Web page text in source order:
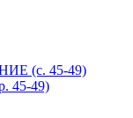
(c. 45-49)
45-49)